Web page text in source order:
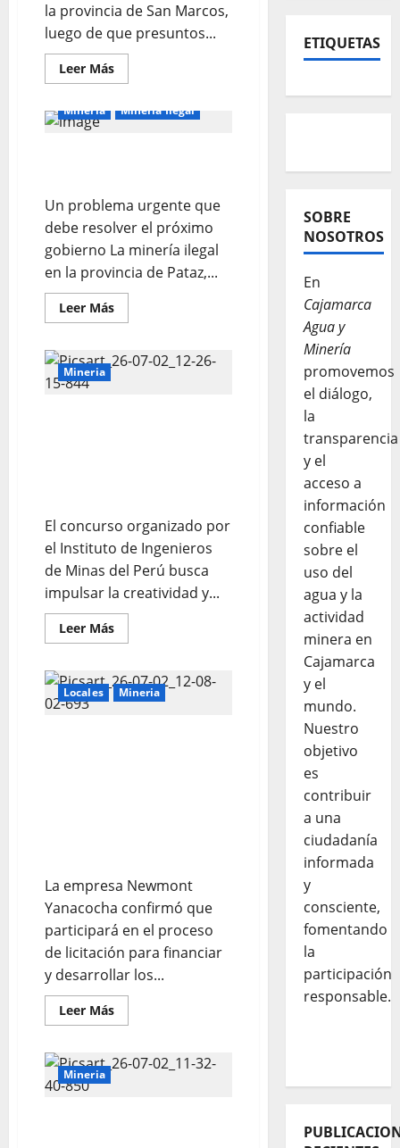
la provincia de San Marcos,
luego de que presuntos...
Leer Más
Mineria Mineria Ilegal
Un problema urgente que
debe resolver el próximo
gobierno La minería ilegal
en la provincia de Pataz,...
Leer Más
Mineria
El concurso organizado por
el Instituto de Ingenieros
de Minas del Perú busca
impulsar la creatividad y...
Leer Más
Locales Mineria
La empresa Newmont
Yanacocha confirmó que
participará en el proceso
de licitación para financiar
y desarrollar los...
Leer Más
Mineria
ETIQUETAS
SOBRE
NOSOTROS
En
Cajamarca
Agua y
Minería
promovemos
el diálogo,
la
transparencia
y el
acceso a
información
confiable
sobre el
uso del
agua y la
actividad
minera en
Cajamarca
y el
mundo.
Nuestro
objetivo
es
contribuir
a una
ciudadanía
informada
y
consciente,
fomentando
la
participación
responsable.